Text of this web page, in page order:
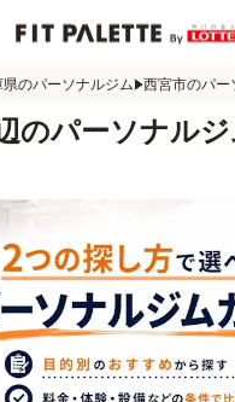
県のパーソナルジム 西宮市のパー
のパーソナル